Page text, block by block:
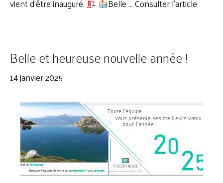
vient d’être inauguré.
Belle …Consulter l’article
Belle et heureuse nouvelle année !
14 janvier 2025